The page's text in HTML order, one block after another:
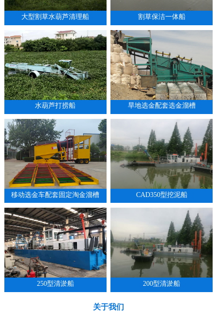
1 2 3 4
大型割草水葫芦清理船 割草保洁一体船
水葫芦打捞船 旱地选金配套选金溜槽
移动选金车配套固定淘金溜槽 CAD350型挖泥船
250型清淤船 200型清淤船
关于我们